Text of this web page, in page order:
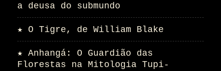
a deusa do submundo
★ O Tigre, de William Blake
★ Anhangá: O Guardião das
Florestas na Mitologia Tupi-